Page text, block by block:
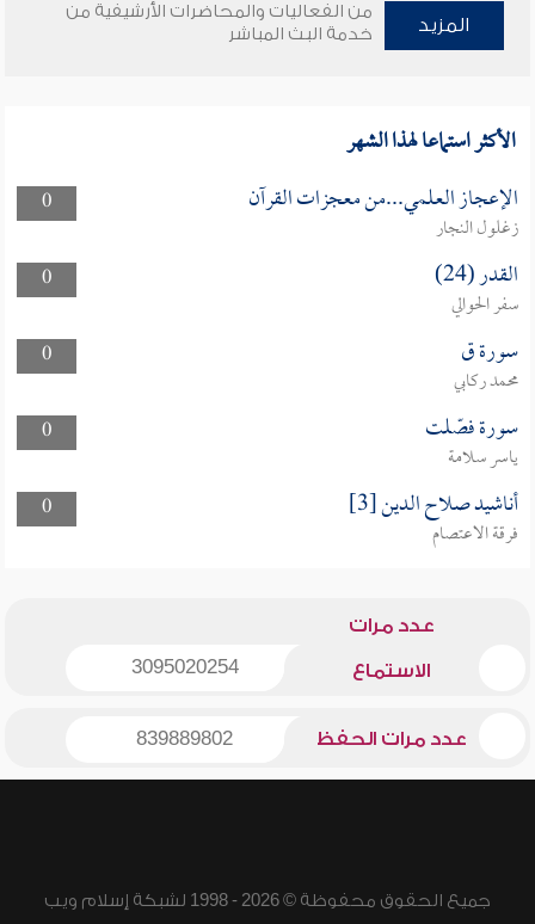
المزيد
من الفعاليات والمحاضرات الأرشيفية من
خدمة البث المباشر
الأكثر استماعا لهذا الشهر
0 الإعجاز العلمي...من معجزات القرآن
زغلول النجار
0
القدر (24)
سفر الحوالي
0
سورة ق
محمد ركابي
0
سورة فصّلت
ياسر سلامة
0
أناشيد صلاح الدين [3]
فرقة الاعتصام
عدد مرات
الاستماع 3095020254
عدد مرات الحفظ 839889802
جميع الحقوق محفوظة © 2026 - 1998 لشبكة إسلام ويب